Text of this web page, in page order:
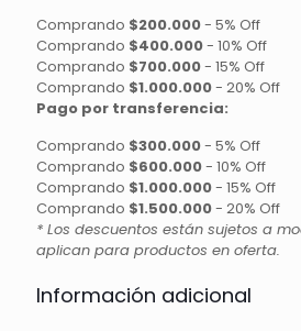
Comprando $200.000- 5% Off
Comprando $400.000- 10% Off
Comprando $700.000- 15% Off
Comprando $1.000.000- 20% Off
Pago por transferencia:
Comprando $300.000- 5% Off
Comprando $600.000- 10% Off
Comprando $1.000.000- 15% Off
Comprando $1.500.000- 20% Off
* Los descuentos están sujetos a
aplican para productos en oferta.
Información adicional